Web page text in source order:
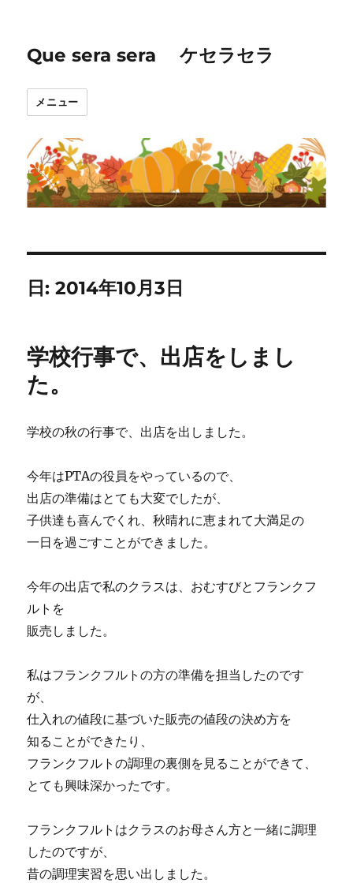
Que sera sera ケセラセラ
メニュー
日:2014年10月3日
学校行事で、出店をしまし
た。
学校の秋の行事で、出店を出しました。
今年はPTAの役員をやっているので、
出店の準備はとても大変でしたが、
子供達も喜んでくれ、秋晴れに恵まれて大満足の
一日を過ごすことができました。
今年の出店で私のクラスは、おむすびとフランクフ
ルトを
販売しました。
私はフランクフルトの方の準備を担当したのです
が、
仕入れの値段に基づいた販売の値段の決め方を
知ることができたり、
フランクフルトの調理の裏側を見ることができて、
とても興味深かったです。
フランクフルトはクラスのお母さん方と一緒に調理
したのですが、
昔の調理実習を思い出しました。